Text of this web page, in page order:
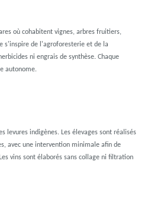
où cohabitent vignes, arbres fruitiers,
s'inspire de l'agroforesterie et de la
ni engrais de synthèse. Chaque
autonome.
levures indigènes. Les élevages sont réalisés
avec une intervention minimale afin de
vins sont élaborés sans collage ni filtration